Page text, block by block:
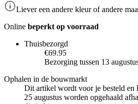
Liever een andere kleur of andere
Online beperkt op voorraad
Thuisbezorgd
€69.95
Bezorging tussen 13
Ophalen in de bouwmarkt
Dit artikel wordt voor je besteld en
25 augustus worden opgehaald